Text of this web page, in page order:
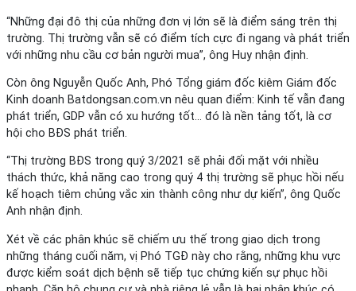
“Những đại đô thị của những đơn vị lớn sẽ là điểm sáng trên thị
trường. Thị trường vẫn sẽ có điểm tích cực đi ngang và phát triển
với những nhu cầu cơ bản người mua”, ông Huy nhận định.
Còn ông Nguyễn Quốc Anh, Phó Tổng giám đốc kiêm Giám đốc
Kinh doanh Batdongsan.com.vn nêu quan điểm: Kinh tế vẫn đang
phát triển, GDP vẫn có xu hướng tốt… đó là nền tảng tốt, là cơ
hội cho BĐS phát triển.
“Thị trường BĐS trong quý 3/2021 sẽ phải đối mặt với nhiều
thách thức, khả năng cao trong quý 4 thị trường sẽ phục hồi nếu
kế hoạch tiêm chủng vắc xin thành công như dự kiến”, ông Quốc
Anh nhận định.
Xét về các phân khúc sẽ chiếm ưu thế trong giao dịch trong
những tháng cuối năm, vị Phó TGĐ này cho rằng, những khu vực
được kiểm soát dịch bệnh sẽ tiếp tục chứng kiến sự phục hồi